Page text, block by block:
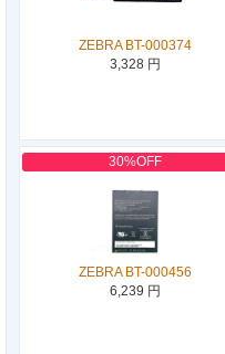
ZEBRA BT-000374
3,328 円
30%OFF
ZEBRA BT-000456
6,239 円